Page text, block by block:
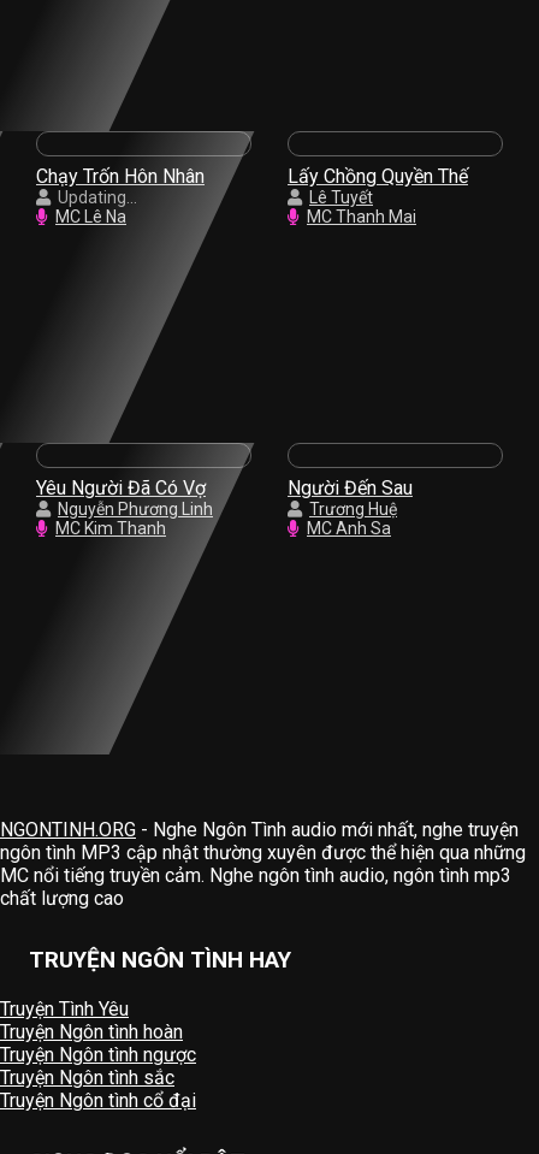
Chạy Trốn Hôn Nhân
Updating...
MC Lê Na
Lấy Chồng Quyền Thế
Lê Tuyết
MC Thanh Mai
Yêu Người Đã Có Vợ
Nguyễn Phương Linh
MC Kim Thanh
Người Đến Sau
Trương Huệ
MC Anh Sa
NGONTINH.ORG - Nghe Ngôn Tình audio mới nhất, nghe truyện
ngôn tình MP3 cập nhật thường xuyên được thể hiện qua những
MC nổi tiếng truyền cảm. Nghe ngôn tình audio, ngôn tình mp3
chất lượng cao
TRUYỆN NGÔN TÌNH HAY
Truyện Tình Yêu
Truyện Ngôn tình hoàn
Truyện Ngôn tình ngược
Truyện Ngôn tình sắc
Truyện Ngôn tình cổ đại